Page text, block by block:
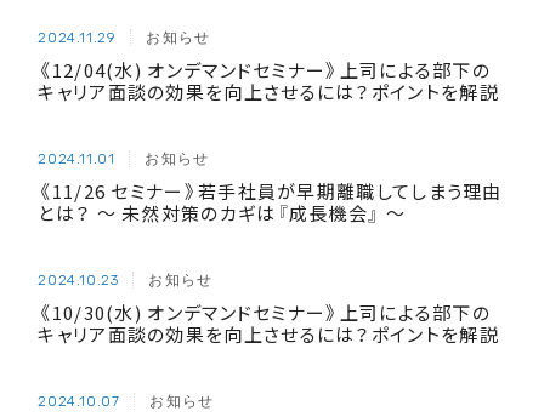
2024.11.29 お知らせ
《12/04(水) オンデマンドセミナー》上司による部下の
キャリア面談の効果を向上させるには？ポイントを解説
2024.11.01 お知らせ
《11/26 セミナー》若手社員が早期離職してしまう理由
とは？ ～ 未然対策のカギは『成長機会』 ～
2024.10.23 お知らせ
《10/30(水) オンデマンドセミナー》上司による部下の
キャリア面談の効果を向上させるには？ポイントを解説
2024.10.07 お知らせ